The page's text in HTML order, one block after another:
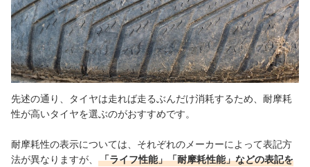
先述の通り、タイヤは走れば走るぶんだけ消耗するため、耐摩耗
性が高いタイヤを選ぶのがおすすめです。
耐摩耗性の表示については、それぞれのメーカーによって表記方
法が異なりますが、
「ライフ性能」「耐摩耗性能」などの表記を